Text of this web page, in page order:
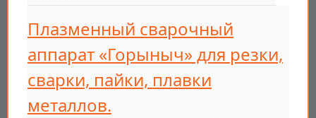
Плазменный сварочный
аппарат «Горыныч» для резки,
сварки, пайки, плавки
металлов.